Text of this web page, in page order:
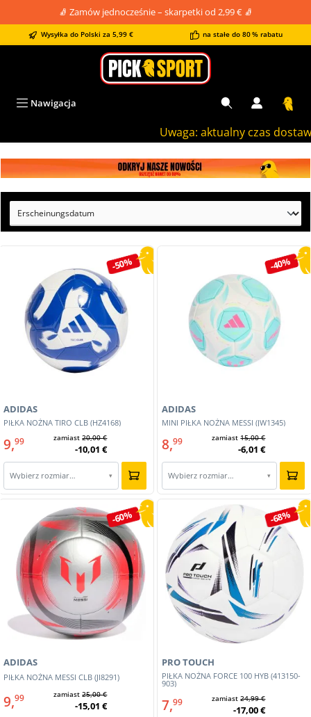
zawartości🧦 Zamów jednocześnie – skarpetki od 2,99 € 🧦
Wysyłka do Polski za 5,99 € na stałe do 80 % rabatu
Uwaga: aktualny czas
Nawigacja
Pomiń galerię zdjęć
-50%
PIŁKA NOŻNA TIRO CLB (HZ4168)
ADIDAS
9,99 zamiast20,00 €
-10,01 €
Wybierz rozmiar… ▾
-40%
MINI PIŁKA NOŻNA MESSI (JW1345)
ADIDAS
8,99 zamiast15,00 €
-6,01 €
Wybierz rozmiar… ▾
-60%
PIŁKA NOŻNA MESSI CLB (JI8291)
ADIDAS
9,99 zamiast25,00 €
-15,01 €
-68%
PIŁKA NOŻNA FORCE 100 HYB (413150-
903)
PRO TOUCH
7,99 zamiast24,99 €
-17,00 €